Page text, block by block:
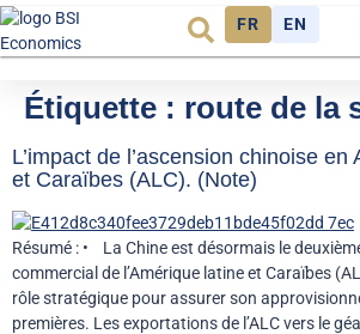
FR EN
Étiquette : route de la
L’impact de l’ascension chinoise en
et Caraïbes (ALC). (Note)
Résumé : • La Chine est désormais le
commercial de l’Amérique latine et Caraïbes
rôle stratégique pour assurer son
premières. Les exportations de l’ALC vers le